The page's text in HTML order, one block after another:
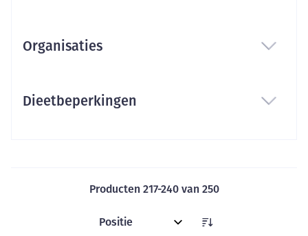
Organisaties
Dieetbeperkingen
Producten 217-240van 250
Sorteer op: